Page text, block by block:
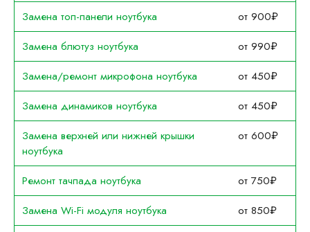
Замена топ-панели ноутбука
от 900₽
Замена блютуз ноутбука
от 990₽
Замена/ремонт микрофона ноутбука
от 450₽
Замена динамиков ноутбука
от 450₽
Замена верхней или нижней крышки
ноутбука
от 600₽
Ремонт тачпада ноутбука
от 750₽
Замена Wi-Fi модуля ноутбука
от 850₽